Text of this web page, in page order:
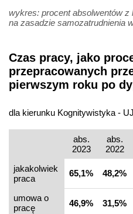
wykres: procent absolwentów z
na zasadzie samozatrudnienia
Czas pracy, jako
przepracowanych
pierwszym roku po
dla kierunku Kognitywistyka -
abs.
2023
abs.
2022
jakakolwiek
praca
65,1% 48,2%
umowa o
pracę
46,9% 31,5%